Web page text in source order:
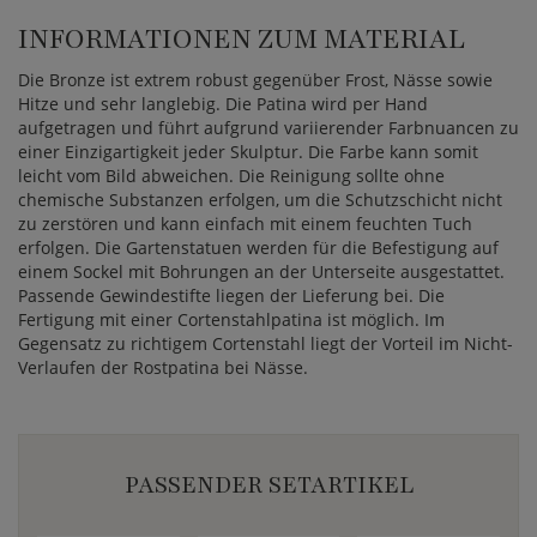
INFORMATIONEN ZUM MATERIAL
Die Bronze ist extrem robust gegenüber Frost, Nässe sowie
Hitze und sehr langlebig. Die Patina wird per Hand
aufgetragen und führt aufgrund variierender Farbnuancen zu
einer Einzigartigkeit jeder Skulptur. Die Farbe kann somit
leicht vom Bild abweichen. Die Reinigung sollte ohne
chemische Substanzen erfolgen, um die Schutzschicht nicht
zu zerstören und kann einfach mit einem feuchten Tuch
erfolgen. Die Gartenstatuen werden für die Befestigung auf
einem Sockel mit Bohrungen an der Unterseite ausgestattet.
Passende Gewindestifte liegen der Lieferung bei. Die
Fertigung mit einer Cortenstahlpatina ist möglich. Im
Gegensatz zu richtigem Cortenstahl liegt der Vorteil im Nicht-
Verlaufen der Rostpatina bei Nässe.
PASSENDER SETARTIKEL